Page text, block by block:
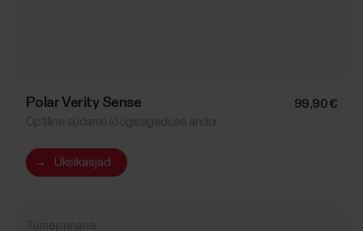
Polar Verity Sense 99,90 €
→ Üksikasjad